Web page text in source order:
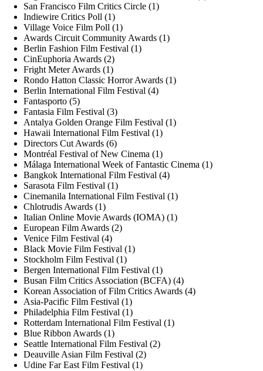
San Francisco Film Critics Circle (1)
Indiewire Critics Poll (1)
Village Voice Film Poll (1)
Awards Circuit Community Awards (1)
Berlin Fashion Film Festival (1)
CinEuphoria Awards (2)
Fright Meter Awards (1)
Rondo Hatton Classic Horror Awards (1)
Berlin International Film Festival (4)
Fantasporto (5)
Fantasia Film Festival (3)
Antalya Golden Orange Film Festival (1)
Hawaii International Film Festival (1)
Directors Cut Awards (6)
Montréal Festival of New Cinema (1)
Málaga International Week of Fantastic Cinema (1)
Bangkok International Film Festival (4)
Sarasota Film Festival (1)
Cinemanila International Film Festival (1)
Chlotrudis Awards (1)
Italian Online Movie Awards (IOMA) (1)
European Film Awards (2)
Venice Film Festival (4)
Black Movie Film Festival (1)
Stockholm Film Festival (1)
Bergen International Film Festival (1)
Busan Film Critics Association (BCFA) (4)
Korean Association of Film Critics Awards (4)
Asia-Pacific Film Festival (1)
Philadelphia Film Festival (1)
Rotterdam International Film Festival (1)
Blue Ribbon Awards (1)
Seattle International Film Festival (2)
Deauville Asian Film Festival (2)
Udine Far East Film Festival (1)